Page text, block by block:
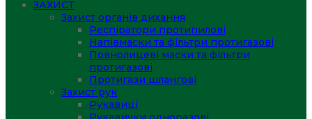
ЗАХИСТ
Захист органів дихання
Респіратори протипилові
Напівмаски та фільтри протигазові
Повнолицеві маски та фільтри
протигазові
Протигази шлангові
Захист рук
Рукавиці